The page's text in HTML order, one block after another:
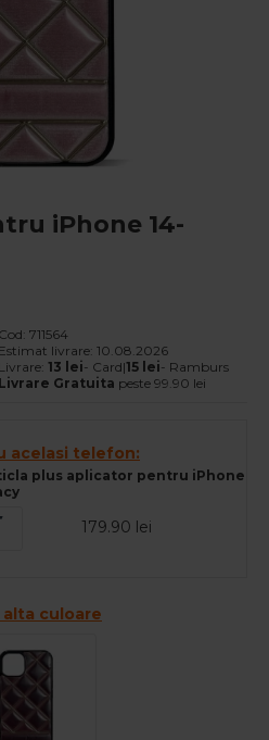
iPhone 14-
Cod: 711564
Estimat livrare: 10.08.2026
Livrare: 13 lei- Card|15 lei- Ramburs
Livrare Gratuita peste 99.90 lei
acelasi telefon:
plus aplicator pentru iPhone
179.90 lei
culoare